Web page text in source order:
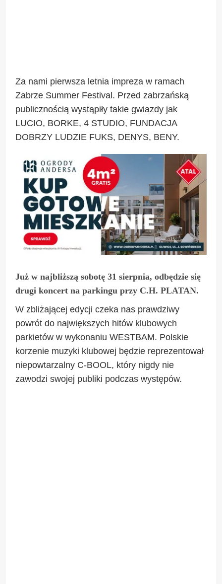
Za nami pierwsza letnia impreza w ramach
Zabrze Summer Festival. Przed zabrzańską
publicznością wystąpiły takie gwiazdy jak
LUCIO, BORKE, 4 STUDIO, FUNDACJA
DOBRZY LUDZIE FUKS, DENYS, BENY.
Już w najbliższą sobotę 31 sierpnia, odbędzie się
drugi koncert na parkingu przy C.H. PLATAN.
W zbliżającej edycji czeka nas prawdziwy
powrót do największych hitów klubowych
parkietów w wykonaniu WESTBAM. Polskie
korzenie muzyki klubowej będzie reprezentował
niepowtarzalny C-BOOL, który nigdy nie
zawodzi swojej publiki podczas występów.